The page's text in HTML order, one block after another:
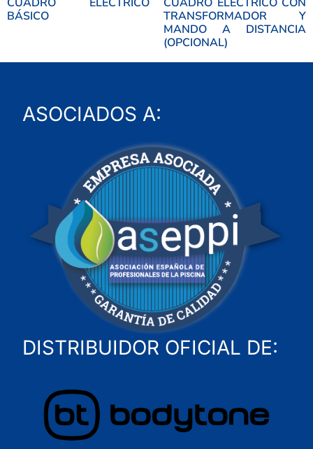
BÁSICO
TRANSFORMADOR Y
MANDO A DISTANCIA
(OPCIONAL)
ASOCIADOS A:
DISTRIBUIDOR OFICIAL DE: